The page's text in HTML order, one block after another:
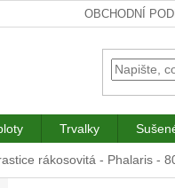
OBCHODNÍ
Trvalky
rákosovitá - Phalaris -